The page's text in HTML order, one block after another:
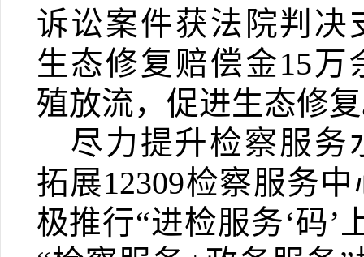
诉讼案件获法院判决
生态修复赔偿金15万
殖放流，促进生态修
尽力提升检察服务
拓展12309检察服务
极推行“进检服务‘码’